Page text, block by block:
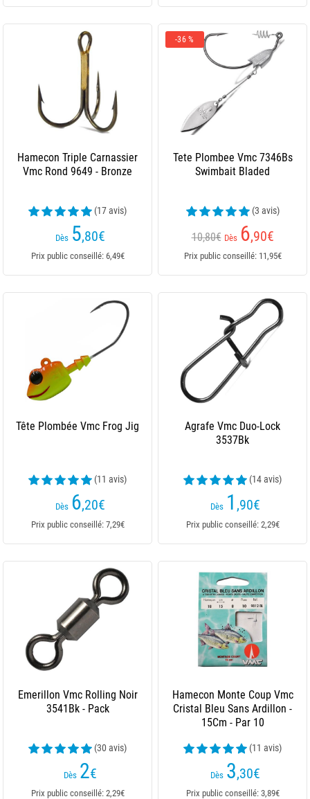
Hamecon Triple Carnassier
Vmc Rond 9649 - Bronze
(17 avis)
Dès 5,80€
Prix public conseillé: 6,49€
-36 %
Tete Plombee Vmc 7346Bs
Swimbait Bladed
(3 avis)
10,80€ Dès 6,90€
Prix public conseillé: 11,95€
Tête Plombée Vmc Frog Jig
(11 avis)
Dès 6,20€
Prix public conseillé: 7,29€
Agrafe Vmc Duo-Lock
3537Bk
(14 avis)
Dès 1 ,90€
Prix public conseillé: 2,29€
Emerillon Vmc Rolling Noir
3541Bk - Pack
(30 avis)
Dès 2€
Prix public conseillé: 2,29€
Hamecon Monte Coup Vmc
Cristal Bleu Sans Ardillon -
15Cm - Par 10
(11 avis)
Dès 3,30€
Prix public conseillé: 3,89€